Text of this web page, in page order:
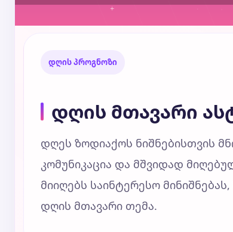
დღის პროგნოზი
დღის მთავარი
დღეს ზოდიაქოს ნიშნებისთვის
კომუნიკაცია და მშვიდად
მიიღებს საინტერესო
დღის მთავარი თემა.